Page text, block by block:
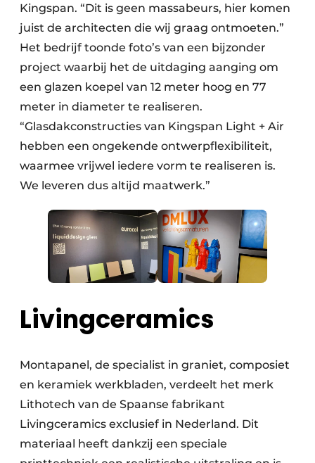
Kingspan. “Dit is geen massabeurs, hier komen
juist de architecten die wij graag ontmoeten.”
Het bedrijf toonde foto’s van een bijzonder
project waarbij het de uitdaging aanging om
een glazen koepel van 12 meter hoog en 77
meter in diameter te realiseren.
“Glasdakconstructies van Kingspan Light + Air
hebben een ongekende ontwerpflexibiliteit,
waarmee vrijwel iedere vorm te realiseren is.
We leveren dus altijd maatwerk.”
Livingceramics
Montapanel, de specialist in graniet, composiet
en keramiek werkbladen, verdeelt het merk
Lithotech van de Spaanse fabrikant
Livingceramics exclusief in Nederland. Dit
materiaal heeft dankzij een speciale